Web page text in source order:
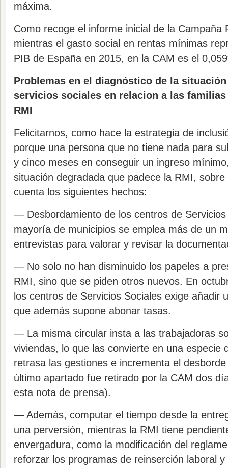
máxima.
Como recoge el informe inicial de la Campaña
mientras el gasto social en rentas mínimas
PIB de España en 2015, en la CAM es el
Problemas en el diagnóstico de la
servicios sociales en relacion a las
RMI
Felicitarnos, como hace la estrategia de
porque una persona que no tiene nada para
y cinco meses en conseguir un ingreso
situación degradada que padece la RMI,
cuenta los siguientes hechos:
— Desbordamiento de los centros de
mayoría de municipios se emplea más de un
entrevistas para valorar y revisar la
— No solo no han disminuido los papeles a
RMI, sino que se piden otros nuevos. En
los centros de Servicios Sociales exige añadir
que además supone abonar tasas.
— La misma circular insta a las trabajadoras
viviendas, lo que las convierte en una especie
retrasa las gestiones e incrementa el
último apartado fue retirado por la CAM dos
esta nota de prensa).
— Además, computar el tiempo desde la
una perversión, mientras la RMI tiene
envergadura, como la modificación del
reforzar los programas de reinserción laboral